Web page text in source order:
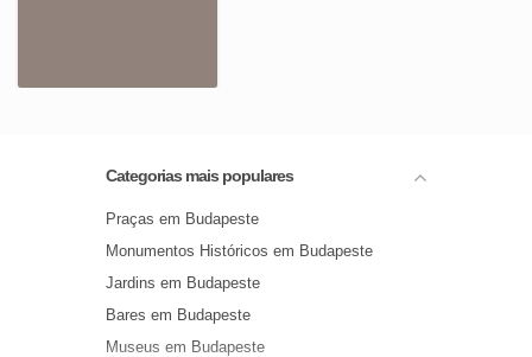
Categorias mais populares
Praças em Budapeste
Monumentos Históricos em Budapeste
Jardins em Budapeste
Bares em Budapeste
Museus em Budapeste